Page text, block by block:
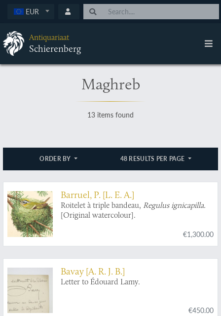
EUR
Antiquariaat
Schierenberg
Maghreb
13 items found
ORDER BY 48 RESULTS PER PAGE
Barruel, P. [L. E. A.]
Roitelet à triple bandeau, Regulus ignicapilla.
[Original watercolour].
€1,300.00
Bavay [A. R. J. B.]
Letter to Édouard Lamy.
€450.00